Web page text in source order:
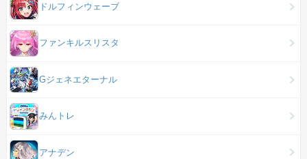
ドルフィンウェーブ
ファンキルスリスタ
Gジェネエターナル
みんトレ
アナデン